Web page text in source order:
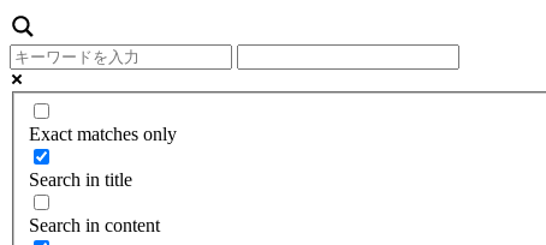
Exact matches only
Search in title
Search in content